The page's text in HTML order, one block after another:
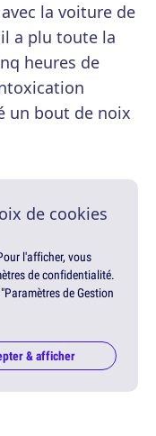
la voiture de
a plu toute la
heures de
un bout de noix
de cookies
l'afficher, vous
de confidentialité.
de Gestion
& afficher